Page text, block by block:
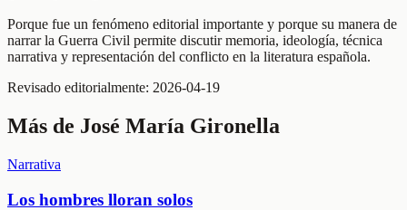
Porque fue un fenómeno editorial importante y porque su manera de
narrar la Guerra Civil permite discutir memoria, ideología, técnica
narrativa y representación del conflicto en la literatura española.
Revisado editorialmente: 2026-04-19
Más de José María Gironella
Narrativa
Los hombres lloran solos